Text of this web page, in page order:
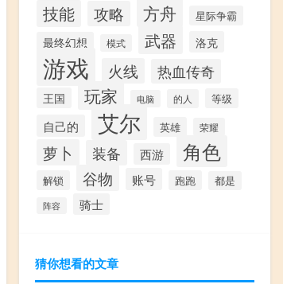
技能 攻略 方舟 星际争霸
最终幻想 模式 武器 洛克
游戏 火线 热血传奇
王国 玩家 电脑 的人 等级
自己的 艾尔 英雄 荣耀
萝卜 装备 西游 角色
解锁 谷物 账号 跑跑 都是
阵容 骑士
猜你想看的文章